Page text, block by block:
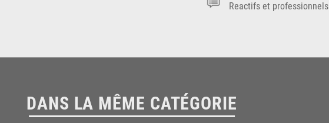
Reactifs et professionnels
DANS LA MÊME CATÉGORIE